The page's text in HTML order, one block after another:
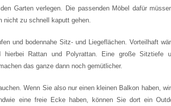
Garten verlegen. Die passenden Möbel dafür
nicht zu schnell kaputt gehen.
und bodennahe Sitz- und Liegeflächen. Vorteilhaft
Rattan und Polyrattan. Eine große Sitztiefe
das ganze dann noch gemütlicher.
Wenn Sie also nur einen kleinen Balkon haben,
eine freie Ecke haben, können Sie dort ein